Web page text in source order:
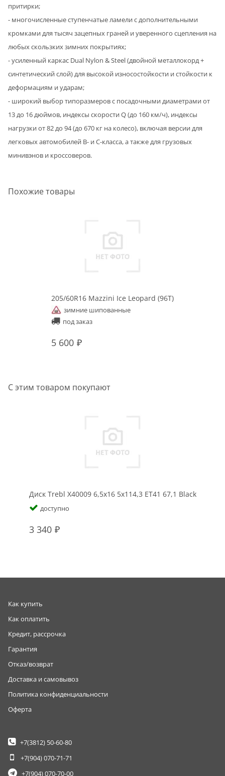
притирки;
- многочисленные ступенчатые ламели с дополнительными
кромками для тысяч зацепных граней и уверенного сцепления на
любых скользких зимних покрытиях;
- усиленный каркас Dual Nylon & Steel (двойной металлокорд +
синтетический слой) для высокой износостойкости и стойкости к
деформациям и ударам;
- широкий выбор типоразмеров с посадочными диаметрами от
13 до 16 дюймов, индексы скорости Q (до 160 км/ч), индексы
нагрузки от 82 до 94 (до 670 кг на колесо), включая версии для
легковых автомобилей В- и С-класса, а также для грузовых
минивэнов и кроссоверов.
Похожие товары
205/60R16 Mazzini Ice Leopard (96T)
зимние шипованные
под заказ
5 600
С этим товаром покупают
Диск Trebl X40009 6,5x16 5x114,3 ET41 67,1 Black
доступно
3 340
Как купить
Как оплатить
Кредит, рассрочка
Гарантия
Отказ/возврат
Доставка и самовывоз
Политика конфиденциальности
Оферта
+7(3812) 50-60-80
+7(904)070-71-71
+7(904)070-70-00